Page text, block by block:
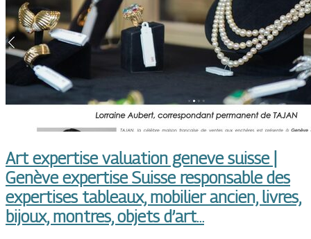
Art expertise valuation geneve suisse |
Genève expertise Suisse responsable des
expertises tableaux, mobilier ancien, livres,
bijoux, montres, objets d’art…